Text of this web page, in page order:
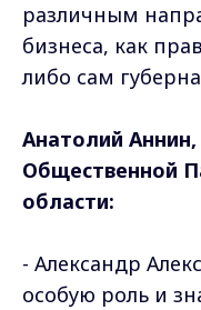
различным
бизнеса, как
либо сам
Анатолий
Общественной
области:
- Александр
особую роль и